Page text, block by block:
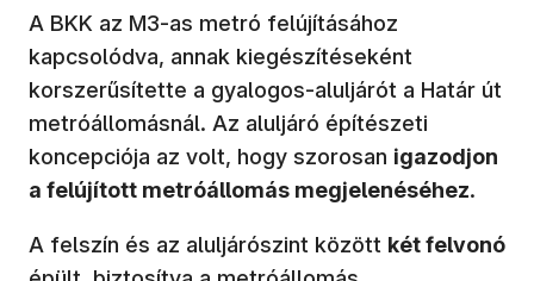
A BKK az M3-as metró felújításához
kapcsolódva, annak kiegészítéseként
korszerűsítette a gyalogos-aluljárót a Határ út
metróállomásnál. Az aluljáró építészeti
koncepciója az volt, hogy szorosan igazodjon
a felújított metróállomás megjelenéséhez.
A felszín és az aluljárószint között két felvonó